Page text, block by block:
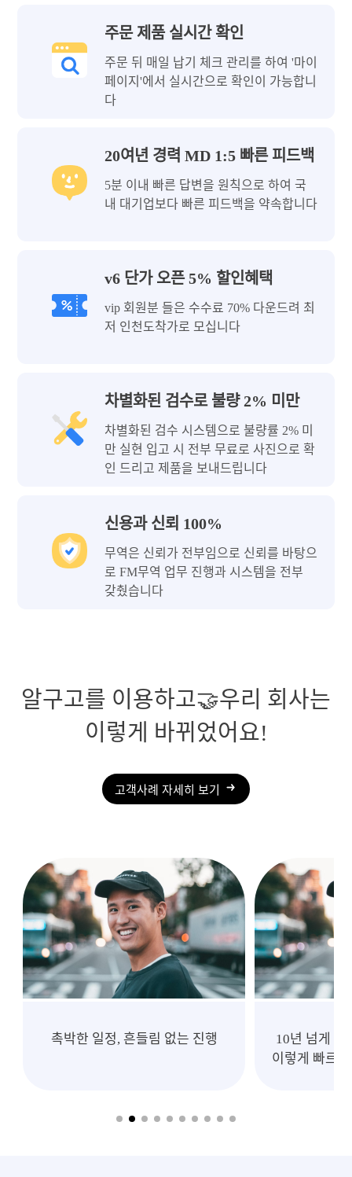
주문 제품 실시간 확인
주문 뒤 매일 납기 체크 관리를 하여 '마이
페이지'에서 실시간으로 확인이 가능합니
다
20여년 경력 MD 1:5 빠른 피드백
5분 이내 빠른 답변을 원칙으로 하여 국
내 대기업보다 빠른 피드백을 약속합니다
v6 단가 오픈 5% 할인혜택
vip 회원분 들은 수수료 70% 다운드려 최
저 인천도착가로 모십니다
차별화된 검수로 불량 2% 미만
차별화된 검수 시스템으로 불량률 2% 미
만 실현 입고 시 전부 무료로 사진으로 확
인 드리고 제품을 보내드립니다
신용과 신뢰 100%
무역은 신뢰가 전부임으로 신뢰를 바탕으
로 FM무역 업무 진행과 시스템을 전부
갖췄습니다
알구고를 이용하고🤝우리 회사는
이렇게 바뀌었어요!
고객사례 자세히 보기
촉박한 일정, 흔들림 없는 진행
10년 넘게 중
이렇게 빠르